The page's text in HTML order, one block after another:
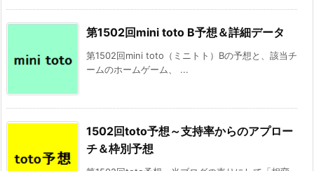
第1502回mini toto B予想＆詳細データ
第1502回mini toto（ミニトト）Bの予想と、該当チ
ームのホームゲーム、 ...
1502回toto予想～支持率からのアプロー
チ＆枠別予想